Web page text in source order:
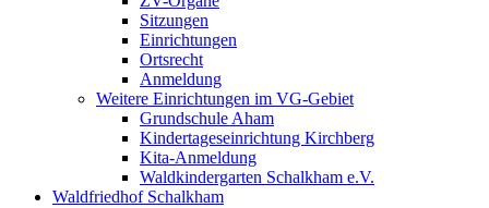
Sitzungen
Einrichtungen
Ortsrecht
Anmeldung
Weitere Einrichtungen im VG-Gebiet
Grundschule Aham
Kindertageseinrichtung Kirchberg
Kita-Anmeldung
Waldkindergarten Schalkham e.V.
Waldfriedhof Schalkham